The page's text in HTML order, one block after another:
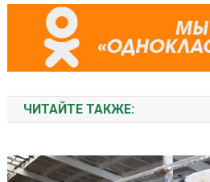
ЧИТАЙТЕ ТАКЖЕ: